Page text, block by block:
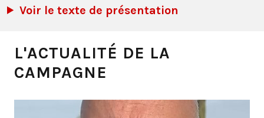
Voir le texte de présentation
L'ACTUALITÉ DE LA
CAMPAGNE